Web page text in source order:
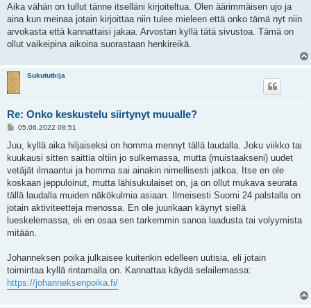
Aika vähän on tullut tänne itselläni kirjoiteltua. Olen äärimmäisen ujo ja
aina kun meinaa jotain kirjoittaa niin tulee mieleen että onko tämä nyt niin
arvokasta että kannattaisi jakaa. Arvostan kyllä tätä sivustoa. Tämä on
ollut vaikeipina aikoina suorastaan henkireikä.
Sukututkija
Re: Onko keskustelu siirtynyt muualle?
V
e
t
i
05.06.2022 08:51
Juu, kyllä aika hiljaiseksi on homma mennyt tällä laudalla. Joku viikko tai
kuukausi sitten saittia oltiin jo sulkemassa, mutta (muistaakseni) uudet
vetäjät ilmaantui ja homma sai ainakin nimellisesti jatkoa. Itse en ole
koskaan jeppuloinut, mutta lähisukulaiset on, ja on ollut mukava seurata
tällä laudalla muiden näkökulmia asiaan. Ilmeisesti Suomi 24 palstalla on
jotain aktiviteetteja menossa. En ole juurikaan käynyt siellä
lueskelemassa, eli en osaa sen tarkemmin sanoa laadusta tai volyymista
mitään.
Johanneksen poika julkaisee kuitenkin edelleen uutisia, eli jotain
toimintaa kyllä rintamalla on. Kannattaa käydä selailemassa:
https://johanneksenpoika.fi/